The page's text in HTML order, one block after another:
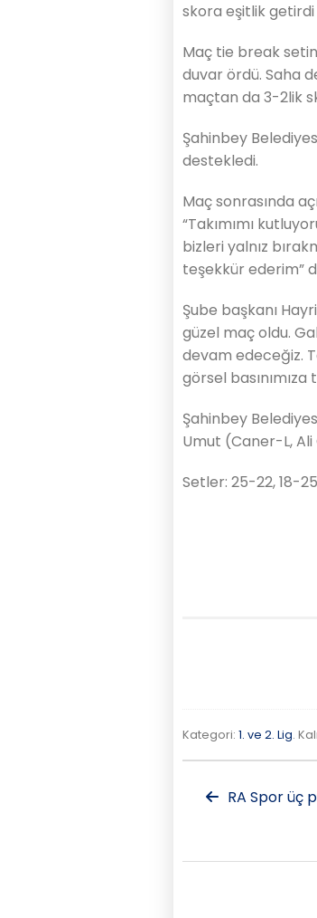
skora eşitlik getirdi
Maç tie break
duvar ördü. Saha
maçtan da 3-2lik
Şahinbey
destekledi.
Maç sonrasında
“Takımımı
bizleri yalnız
teşekkür ederim”
Şube başkanı
güzel maç oldu.
devam edeceğiz.
görsel
Şahinbey
Umut (Caner-L,
Setler: 25-22, 18-
Kategori: 1. ve 2. Lig.
RA Spor üç